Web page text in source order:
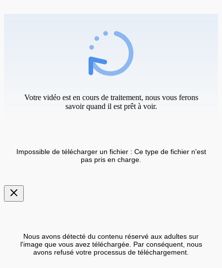
Votre vidéo est en cours de traitement, nous vous ferons
savoir quand il est prêt à voir.
Impossible de télécharger un fichier : Ce type de fichier n'est
pas pris en charge.
Nous avons détecté du contenu réservé aux adultes sur
l'image que vous avez téléchargée. Par conséquent, nous
avons refusé votre processus de téléchargement.